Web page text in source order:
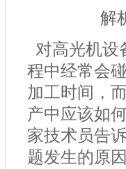
解
对高光机设
程中经常会
加工时间，
产中应该如
家技术员告
题发生的原